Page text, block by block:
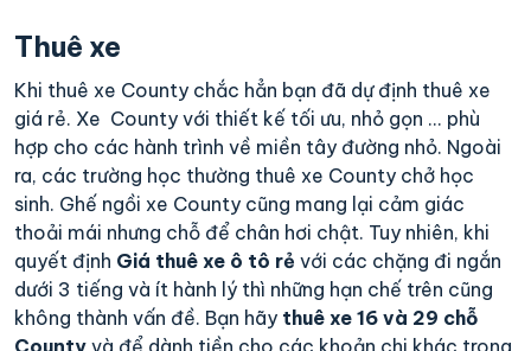
Thuê xe
Khi thuê xe County chắc hẳn bạn đã dự định thuê xe
giá rẻ. Xe County với thiết kế tối ưu, nhỏ gọn ... phù
hợp cho các hành trình về miền tây đường nhỏ. Ngoài
ra, các trường học thường thuê xe County chở học
sinh. Ghế ngồi xe County cũng mang lại cảm giác
thoải mái nhưng chỗ để chân hơi chật. Tuy nhiên, khi
quyết định Giá thuê xe ô tô rẻ với các chặng đi ngắn
dưới 3 tiếng và ít hành lý thì những hạn chế trên cũng
không thành vấn đề. Bạn hãy thuê xe 16 và 29 chỗ
County và để dành tiền cho các khoản chi khác trong